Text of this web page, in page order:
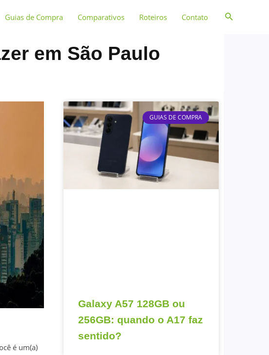
Guias de Compra Comparativos Roteiros Contato
em São Paulo
é um(a)
GUIAS DE COMPRA
Galaxy A57 128GB ou
256GB: quando o A17 faz
sentido?